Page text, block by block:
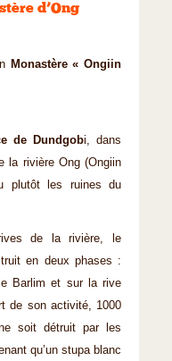
d’Ong
Monastère « Ongiin
de Dundgobi, dans
la rivière Ong (Ongiin
plutôt les ruines du
de la rivière, le
en deux phases :
Barlim et sur la rive
de son activité, 1000
soit détruit par les
qu’un stupa blanc